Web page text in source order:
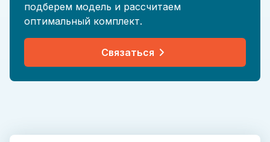
подберем модель и рассчитаем
оптимальный комплект.
Связаться